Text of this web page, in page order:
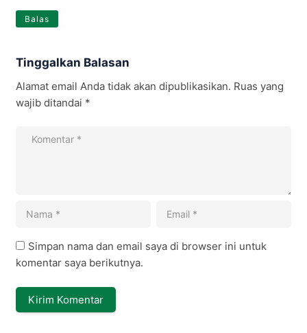
Balas
Tinggalkan Balasan
Alamat email Anda tidak akan dipublikasikan. Ruas yang
wajib ditandai *
Simpan nama dan email saya di browser ini untuk
komentar saya berikutnya.